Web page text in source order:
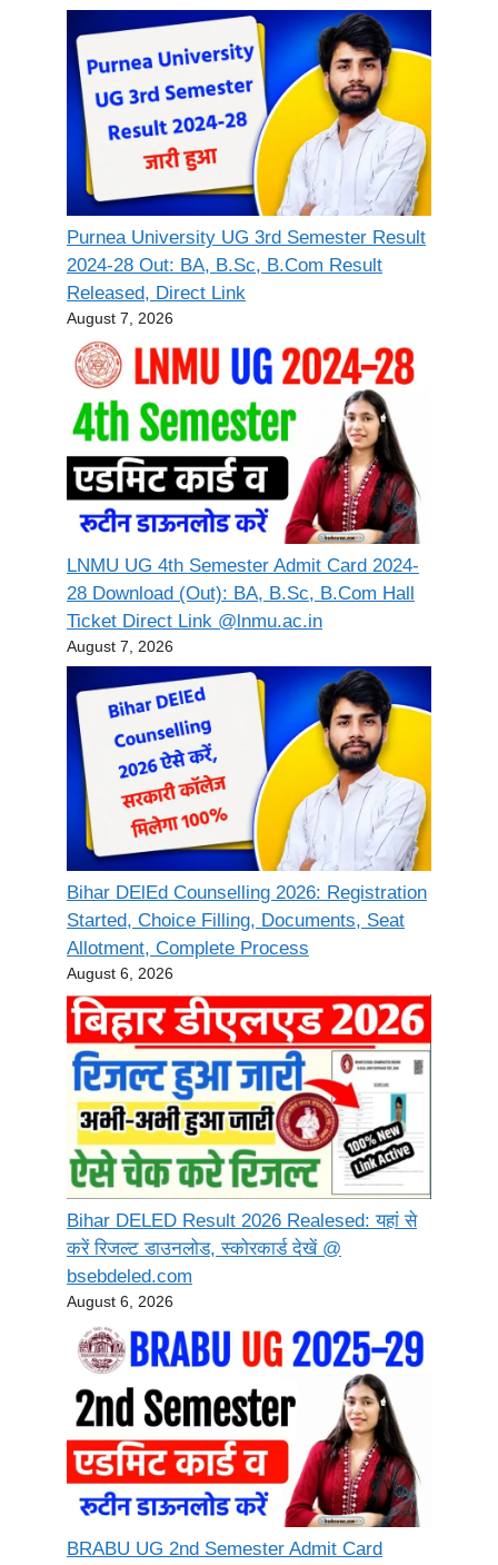
Purnea University UG 3rd Semester Result
2024-28 Out: BA, B.Sc, B.Com Result
Released, Direct Link
August 7, 2026
LNMU UG 4th Semester Admit Card 2024-
28 Download (Out): BA, B.Sc, B.Com Hall
Ticket Direct Link @lnmu.ac.in
August 7, 2026
Bihar DElEd Counselling 2026: Registration
Started, Choice Filling, Documents, Seat
Allotment, Complete Process
August 6, 2026
Bihar DELED Result 2026 Realesed: यहां से
करें रिजल्ट डाउनलोड, स्कोरकार्ड देखें @
bsebdeled.com
August 6, 2026
BRABU UG 2nd Semester Admit Card